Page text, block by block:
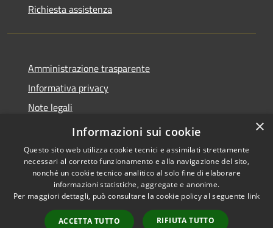
Richiesta assistenza
Amministrazione trasparente
Informativa privacy
Note legali
Dichiarazione di accessibilità
Accessibilità
Copyright © 2026 • Comune di
Carrara • Powered by
Municipium•
Accesso
×
Informazioni sui cookie
Questo sito web utilizza cookie tecnici e assimilati strettamente
necessari al corretto funzionamento e alla navigazione del sito,
nonché un cookie tecnico analitico al solo fine di elaborare
informazioni statistiche, aggregate e anonime.
Per maggiori dettagli, può consultare la cookie policy al seguente link
ACCETTA TUTTO RIFIUTA TUTTO